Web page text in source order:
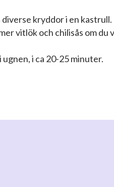
kryddor i en kastrull.
vitlök och chilisås om du
i ca 20-25 minuter.